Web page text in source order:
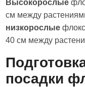
Высокорослые
см между
низкорослые
40 см между
посадки